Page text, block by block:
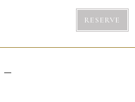
RESERVE